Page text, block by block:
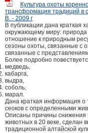
Культура охоты
трансформация традиций в
В. - 2009 г
В публикации дана краткая
окружающему миру:
отношение к природным
сезоны охоты, связанные с
связанные с
Более подробно
медведь,
кабарга,
выдра,
соболь,
марал.
Дана краткая информация о
сеоков с определенными
Описаны причины снижения
животных в 20 веке, сделан
традиционной алтайской